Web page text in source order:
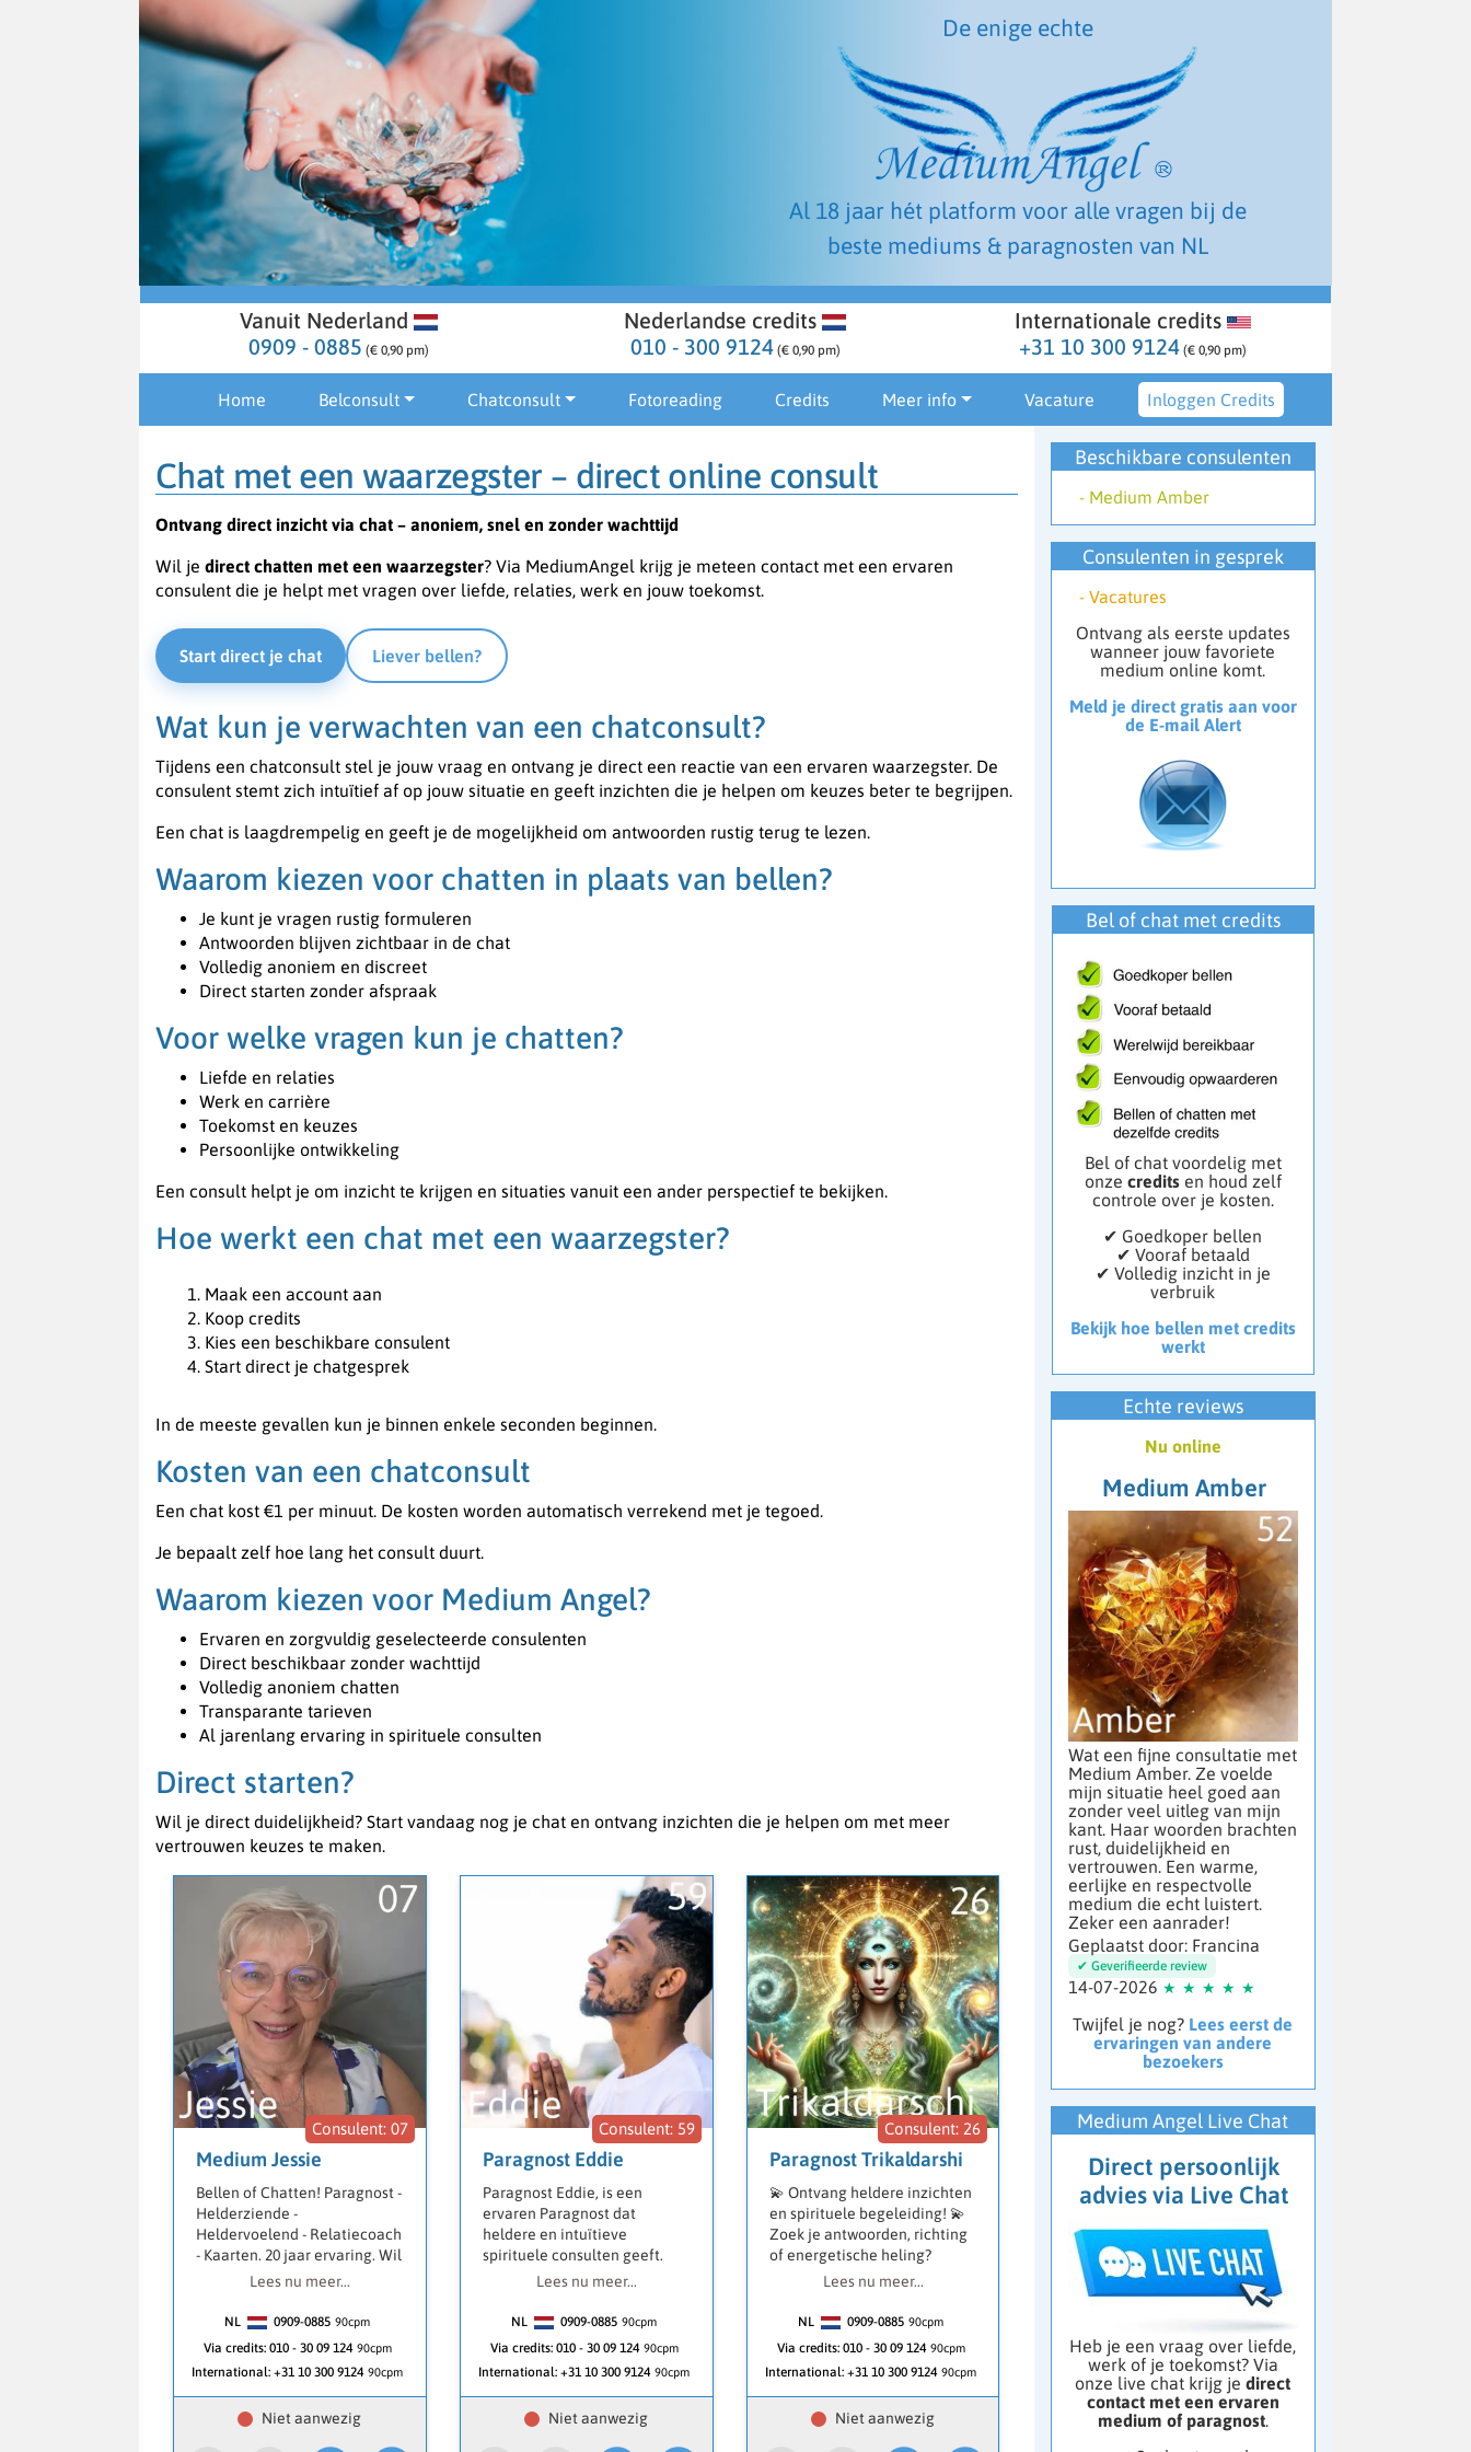
De enige echte
Al 18 jaar hét platform voor alle vragen bij de
beste mediums & paragnosten van NL
Vanuit Nederland
0909 - 0885 (€ 0,90 pm)
Nederlandse credits
010 - 300 9124(€ 0,90 pm)
Internationale credits
+31 10 300 9124(€ 0,90 pm)
Home Belconsult Chatconsult Fotoreading Credits Meer info Vacature Inloggen Credits
Chat met een waarzegster – direct online consult
Ontvang direct inzicht via chat – anoniem, snel en zonder wachttijd
Wil je direct chatten met een waarzegster? Via MediumAngel krijg je meteen contact met een ervaren
consulent die je helpt met vragen over liefde, relaties, werk en jouw toekomst.
Start direct je chat Liever bellen?
Wat kun je verwachten van een chatconsult?
Tijdens een chatconsult stel je jouw vraag en ontvang je direct een reactie van een ervaren waarzegster. De
consulent stemt zich intuïtief af op jouw situatie en geeft inzichten die je helpen om keuzes beter te begrijpen.
Een chat is laagdrempelig en geeft je de mogelijkheid om antwoorden rustig terug te lezen.
Waarom kiezen voor chatten in plaats van bellen?
Je kunt je vragen rustig formuleren
Antwoorden blijven zichtbaar in de chat
Volledig anoniem en discreet
Direct starten zonder afspraak
Voor welke vragen kun je chatten?
Liefde en relaties
Werk en carrière
Toekomst en keuzes
Persoonlijke ontwikkeling
Een consult helpt je om inzicht te krijgen en situaties vanuit een ander perspectief te bekijken.
Hoe werkt een chat met een waarzegster?
Maak een account aan
Koop credits
Kies een beschikbare consulent
Start direct je chatgesprek
In de meeste gevallen kun je binnen enkele seconden beginnen.
Kosten van een chatconsult
Een chat kost €1 per minuut. De kosten worden automatisch verrekend met je tegoed.
Je bepaalt zelf hoe lang het consult duurt.
Waarom kiezen voor Medium Angel?
Ervaren en zorgvuldig geselecteerde consulenten
Direct beschikbaar zonder wachttijd
Volledig anoniem chatten
Transparante tarieven
Al jarenlang ervaring in spirituele consulten
Direct starten?
Wil je direct duidelijkheid? Start vandaag nog je chat en ontvang inzichten die je helpen om met meer
vertrouwen keuzes te maken.
07
Medium Jessie
Bellen of Chatten! Paragnost -
Helderziende -
Heldervoelend - Relatiecoach
- Kaarten. 20 jaar ervaring. Wil
jij antwoorden op de vragen
ben je op zoek naar inzicht,
gebied van Narcisme. Ze
werkt met de Lenormand
kaarten om inzicht te krijgen
Lees nu meer...
NL 0909-0885 90cpm
Via credits: 010 - 30 09 124 90cpm
International:+31 10 300 9124 90cpm
59
Paragnost Eddie
Paragnost Eddie, is een
ervaren Paragnost dat
heldere en intuïtieve
spirituele consulten geeft.
Levenskeuze door snel tot de
inzichten bied. Eddie zijn
verhelderend, met praktische
handvatten voor het
dagelijkse leven. Helderziend
Lees nu meer...
NL 0909-0885 90cpm
Via credits: 010 - 30 09 124 90cpm
International:+31 10 300 9124 90cpm
26
Paragnost Trikaldarshi
💫 Ontvang heldere inzichten
en spirituele begeleiding! 💫
Zoek je antwoorden, richting
of energetische heling?
Als paragnost, spirituele
sta ik voor je klaar met
🔮 Diepgaande inzichten en
energieafstemming
Lees nu meer...
NL 0909-0885 90cpm
Via credits: 010 - 30 09 124 90cpm
International:+31 10 300 9124 90cpm
Beschikbare consulenten
- Medium Amber
Consulenten in gesprek
- Vacatures
Ontvang als eerste updates
wanneer jouw favoriete
medium online komt.
Meld je direct gratis aan voor
de E-mail Alert
Bel of chat met credits
Bel of chat voordelig met
onze creditsen houd zelf
controle over je kosten.
✔ Goedkoper bellen
✔ Vooraf betaald
✔ Volledig inzicht in je
verbruik
Bekijk hoe bellen met credits
werkt
Echte reviews
Nu online
Medium Amber
Wat een fijne consultatie met
Medium Amber. Ze voelde
mijn situatie heel goed aan
zonder veel uitleg van mijn
kant. Haar woorden brachten
rust, duidelijkheid en
vertrouwen. Een warme,
eerlijke en respectvolle
medium die echt luistert.
Zeker een aanrader!
Geplaatst door: Francina
14-07-2026
Twijfel je nog? Lees eerst de
ervaringen van andere
bezoekers
Medium Angel Live Chat
Direct persoonlijk
advies via Live Chat
Heb je een vraag over liefde,
werk of je toekomst? Via
onze live chat krijg jedirect
contact met een ervaren
medium of paragnost.